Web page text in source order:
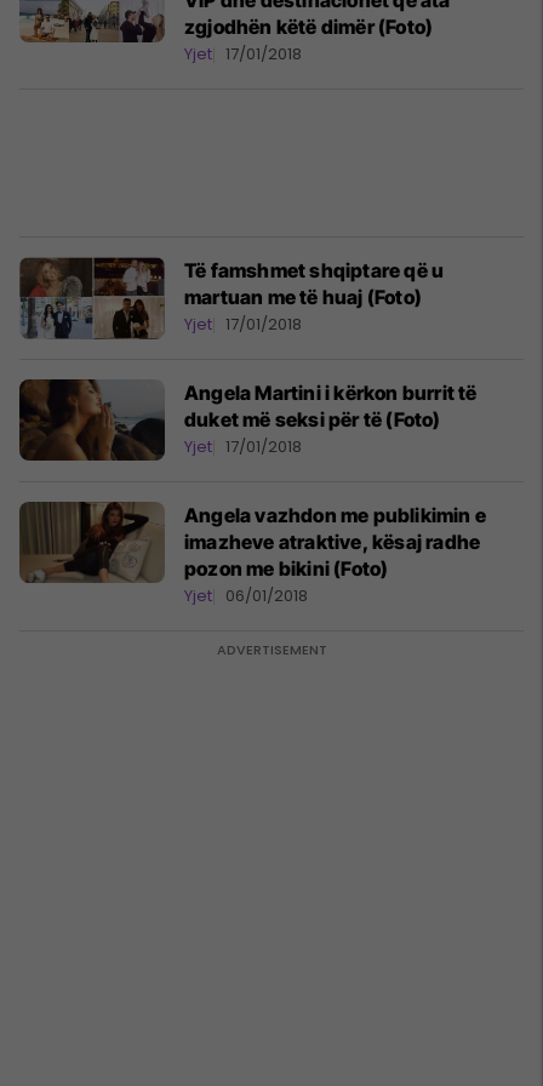
zgjodhën këtë dimër (Foto)
Yjet 17/01/2018
Të famshmet shqiptare që u
martuan me të huaj (Foto)
Yjet 17/01/2018
Angela Martini i kërkon burrit të
duket më seksi për të (Foto)
Yjet 17/01/2018
Angela vazhdon me publikimin e
imazheve atraktive, kësaj radhe
pozon me bikini (Foto)
Yjet 06/01/2018